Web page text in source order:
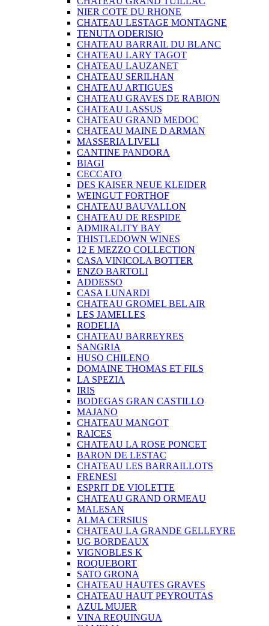
NIER COTE DU RHONE
CHATEAU LESTAGE MONTAGNE
TENUTA ODERISIO
CHATEAU BARRAIL DU BLANC
CHATEAU LARY TAGOT
CHATEAU LAUZANET
CHATEAU SERILHAN
CHATEAU ARTIGUES
CHATEAU GRAVES DE RABION
CHATEAU LASSUS
CHATEAU GRAND MEDOC
CHATEAU MAINE D ARMAN
MASSERIA LIVELI
CANTINE PANDORA
BIAGI
CECCATO
DES KAISER NEUE KLEIDER
WEINGUT FORTHOF
CHATEAU BAUVALLON
CHATEAU DE RESPIDE
ADMIRALITY BAY
THISTLEDOWN WINES
12 E MEZZO COLLECTION
CASA VINICOLA BOTTER
ENZO BARTOLI
ADDESSO
CASA LUNARDI
CHATEAU GROMEL BEL AIR
LES JAMELLES
RODELIA
CHATEAU BARREYRES
SANGRIA
HUSO CHILENO
DOMAINE THOMAS ET FILS
LA SPEZIA
IRIS
BODEGAS GRAN CASTILLO
MAJANO
CHATEAU MANGOT
RAICES
CHATEAU LA ROSE PONCET
BARON DE LESTAC
CHATEAU LES BARRAILLOTS
FRENESI
ESPRIT DE VIOLETTE
CHATEAU GRAND ORMEAU
MALESAN
ALMA CERSIUS
CHATEAU LA GRANDE GELLEYRE
UG BORDEAUX
VIGNOBLES K
ROQUEBORT
SATO GRONA
CHATEAU HAUTES GRAVES
CHATEAU HAUT PEYROUTAS
AZUL MUJER
VINA REQUINGUA